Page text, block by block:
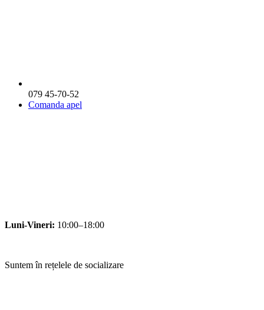
079 45-70-52
Comanda apel
Luni-Vineri: 10:00–18:00
Suntem în rețelele de socializare